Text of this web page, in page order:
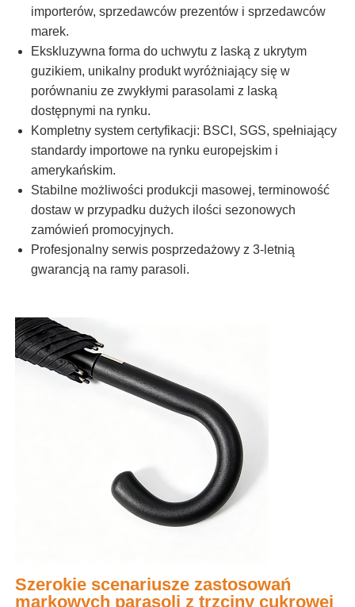
importerów, sprzedawców prezentów i sprzedawców
marek.
Ekskluzywna forma do uchwytu z laską z ukrytym
guzikiem, unikalny produkt wyróżniający się w
porównaniu ze zwykłymi parasolami z laską
dostępnymi na rynku.
Kompletny system certyfikacji: BSCI, SGS, spełniający
standardy importowe na rynku europejskim i
amerykańskim.
Stabilne możliwości produkcji masowej, terminowość
dostaw w przypadku dużych ilości sezonowych
zamówień promocyjnych.
Profesjonalny serwis posprzedażowy z 3-letnią
gwarancją na ramy parasoli.
Szerokie scenariusze zastosowań
markowych parasoli z trzciny cukrowej